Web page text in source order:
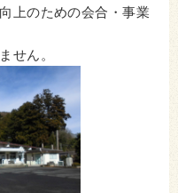
上のための会合・事業
せん。